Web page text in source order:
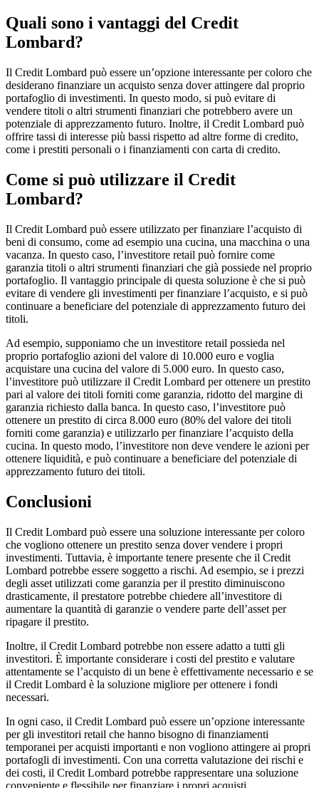
Quali sono i vantaggi del Credit
Lombard?
Il Credit Lombard può essere un’opzione interessante per coloro che
desiderano finanziare un acquisto senza dover attingere dal proprio
portafoglio di investimenti. In questo modo, si può evitare di
vendere titoli o altri strumenti finanziari che potrebbero avere un
potenziale di apprezzamento futuro. Inoltre, il Credit Lombard può
offrire tassi di interesse più bassi rispetto ad altre forme di credito,
come i prestiti personali o i finanziamenti con carta di credito.
Come si può utilizzare il Credit
Lombard?
Il Credit Lombard può essere utilizzato per finanziare l’acquisto di
beni di consumo, come ad esempio una cucina, una macchina o una
vacanza. In questo caso, l’investitore retail può fornire come
garanzia titoli o altri strumenti finanziari che già possiede nel proprio
portafoglio. Il vantaggio principale di questa soluzione è che si può
evitare di vendere gli investimenti per finanziare l’acquisto, e si può
continuare a beneficiare del potenziale di apprezzamento futuro dei
titoli.
Ad esempio, supponiamo che un investitore retail possieda nel
proprio portafoglio azioni del valore di 10.000 euro e voglia
acquistare una cucina del valore di 5.000 euro. In questo caso,
l’investitore può utilizzare il Credit Lombard per ottenere un prestito
pari al valore dei titoli forniti come garanzia, ridotto del margine di
garanzia richiesto dalla banca. In questo caso, l’investitore può
ottenere un prestito di circa 8.000 euro (80% del valore dei titoli
forniti come garanzia) e utilizzarlo per finanziare l’acquisto della
cucina. In questo modo, l’investitore non deve vendere le azioni per
ottenere liquidità, e può continuare a beneficiare del potenziale di
apprezzamento futuro dei titoli.
Conclusioni
Il Credit Lombard può essere una soluzione interessante per coloro
che vogliono ottenere un prestito senza dover vendere i propri
investimenti. Tuttavia, è importante tenere presente che il Credit
Lombard potrebbe essere soggetto a rischi. Ad esempio, se i prezzi
degli asset utilizzati come garanzia per il prestito diminuiscono
drasticamente, il prestatore potrebbe chiedere all’investitore di
aumentare la quantità di garanzie o vendere parte dell’asset per
ripagare il prestito.
Inoltre, il Credit Lombard potrebbe non essere adatto a tutti gli
investitori. È importante considerare i costi del prestito e valutare
attentamente se l’acquisto di un bene è effettivamente necessario e se
il Credit Lombard è la soluzione migliore per ottenere i fondi
necessari.
In ogni caso, il Credit Lombard può essere un’opzione interessante
per gli investitori retail che hanno bisogno di finanziamenti
temporanei per acquisti importanti e non vogliono attingere ai propri
portafogli di investimenti. Con una corretta valutazione dei rischi e
dei costi, il Credit Lombard potrebbe rappresentare una soluzione
conveniente e flessibile per finanziare i propri acquisti.